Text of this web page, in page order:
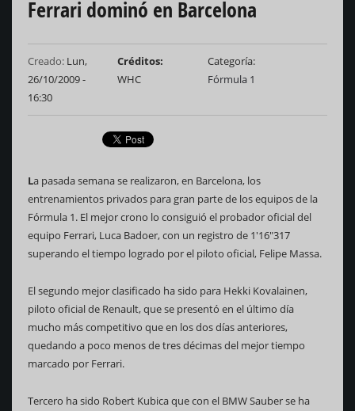
Ferrari dominó en Barcelona
Creado: Lun,
26/10/2009 -
16:30
Créditos
WHC
Categoría
Fórmula 1
La pasada semana se realizaron, en Barcelona, los
entrenamientos privados para gran parte de los equipos de la
Fórmula 1. El mejor crono lo consiguió el probador oficial del
equipo Ferrari, Luca Badoer, con un registro de 1'16"317
superando el tiempo logrado por el piloto oficial, Felipe Massa.
El segundo mejor clasificado ha sido para Hekki Kovalainen,
piloto oficial de Renault, que se presentó en el último día
mucho más competitivo que en los dos días anteriores,
quedando a poco menos de tres décimas del mejor tiempo
marcado por Ferrari.
Tercero ha sido Robert Kubica que con el BMW Sauber se ha